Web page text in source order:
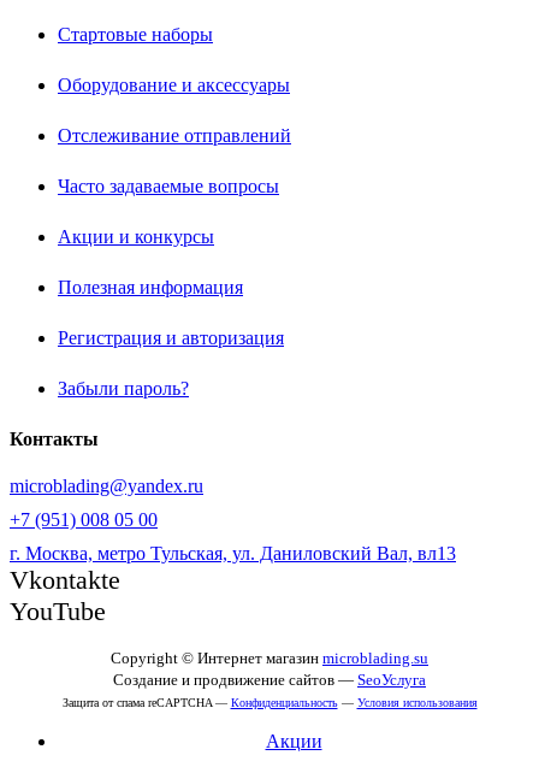
Стартовые наборы
Оборудование и аксессуары
Отслеживание отправлений
Часто задаваемые вопросы
Акции и конкурсы
Полезная информация
Регистрация и авторизация
Забыли пароль?
Контакты
microblading@yandex.ru
+7 (951) 008 05 00
г. Москва, метро Тульская, ул. Даниловский Вал, вл13
Vkontakte
YouTube
Copyright © Интернет магазин microblading.su
Создание и продвижение сайтов — SeoУслуга
Защита от спама reCAPTCHA — Конфиденциальность— Условия использования
Акции